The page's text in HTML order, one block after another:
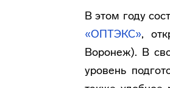
В этом году
«ОПТЭКС»,
Воронеж). В
уровень